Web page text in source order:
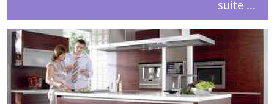
suite ...